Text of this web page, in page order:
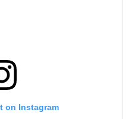
on Instagram